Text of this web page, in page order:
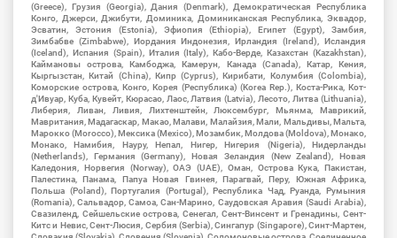
(Greece), Грузия (Georgia), Дания (Denmark), Демократическая Республика
Конго, Джерси, Джибути, Доминика, Доминиканская Республика, Эквадор,
Эсватин, Эстония (Estonia), Эфиопия (Ethiopia), Египет (Egypt), Замбия,
Зимбабве (Zimbabwe), Иордания Индонезия, Ирландия (Ireland), Исландия
(Iceland), Испания (Spain), Италия (Italy), Кабо-Верде, Казахстан (Kazakhstan),
Каймановы острова, Камбоджа, Камерун, Канада (Canada), Катар, Кения,
Кыргызстан, Китай (China), Кипр (Cyprus), Кирибати, Колумбия (Colombia),
Коморские острова, Конго, Корея (Республика) (Korea Rep.), Коста-Рика, Кот-
д'Ивуар, Куба, Кувейт, Кюрасао, Лаос, Латвия (Latvia), Лесото, Литва (Lithuania),
Либерия, Ливан, Ливия, Лихтенштейн, Люксембург, Мьянма, Маврикий,
Мавритания, Мадагаскар, Макао, Малави, Малайзия, Мали, Мальдивы, Мальта,
Марокко (Morocco), Мексика (Mexico), Мозамбик, Молдова (Moldova), Монако,
Монако, Намибия, Науру, Непал, Нигер, Нигерия (Nigeria), Нидерланды
(Netherlands), Германия (Germany), Новая Зеландия (New Zealand), Новая
Каледония, Норвегия (Norway), ОАЭ (UAE), Оман, Острова Кука, Пакистан,
Палестина, Панама, Папуа Новая Гвинея, Парагвай, Перу, Южная Африка,
Польша (Poland), Португалия (Portugal), Республика Чад, Руанда, Румыния
(Romania), Сальвадор, Самоа, Сан-Марино, Саудовская Аравия (Saudi Arabia),
Свазиленд, Сейшельские острова, Сенегал, Сент-Винсент и Гренадины, Сент-
Китс и Невис, Сент-Люсия, Сербия (Serbia), Сингапур (Singapore), Синт-Мартен,